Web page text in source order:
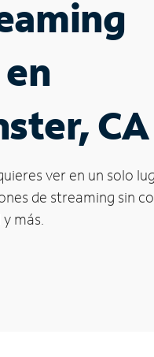
CA
ver en un solo
de streaming sin
más.